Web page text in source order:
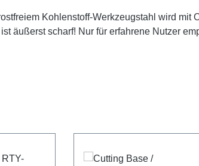
Kohlenstoff-Werkzeugstahl wird
äußerst scharf! Nur für erfahrene Nutzer